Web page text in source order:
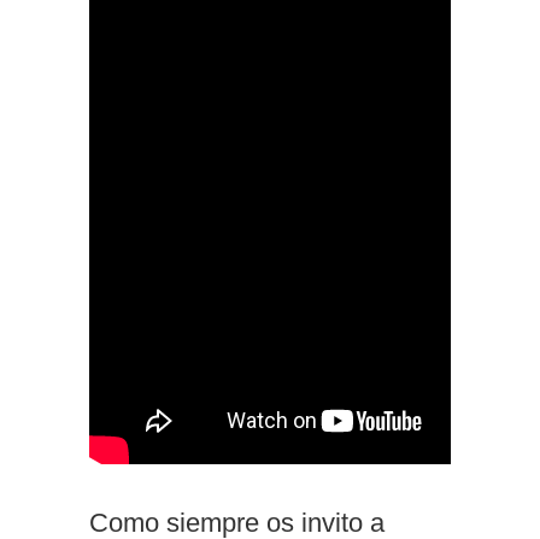
Como siempre os invito a